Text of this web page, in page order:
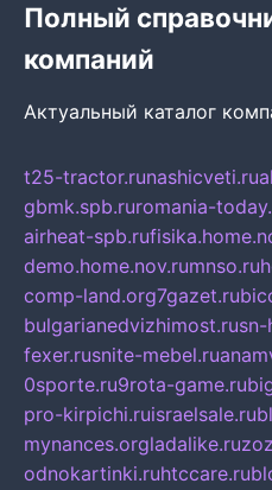
Полный
компаний
Актуальный каталог
t25-tractor.runashicveti.ru
gbmk.spb.ruromania-
airheat-spb.ru
demo.home.nov.rumnso.ru
comp-land.org7gazet.ru
bulgarianedvizhimost.rusn-
fexer.rusnite-mebel.ru
0sporte.ru9rota-game.ru
pro-kirpichi.ruisraelsale.ru
mynances.orgladalike.ru
odnokartinki.ruhtccare.ru